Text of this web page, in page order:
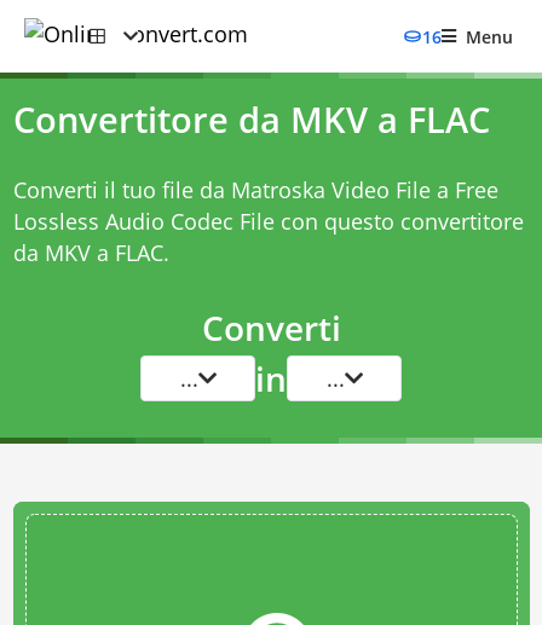
16 Menu
Convertitore da MKV a FLAC
Converti il tuo file da Matroska Video File a Free
Lossless Audio Codec File con questo convertitore
da MKV a FLAC.
Converti
... in ...